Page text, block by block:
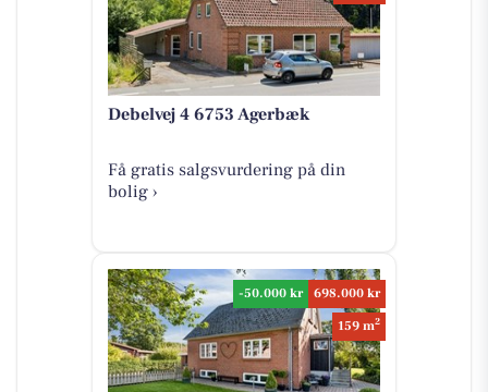
Debelvej 4 6753 Agerbæk
Få gratis salgsvurdering på din
bolig ›
-50.000 kr
698.000 kr
159 m2